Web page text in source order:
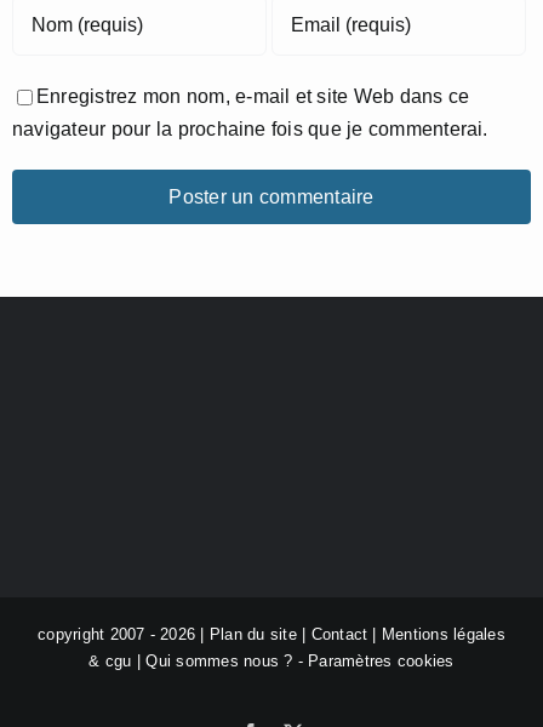
Enregistrez mon nom, e-mail et site Web dans ce
navigateur pour la prochaine fois que je commenterai.
copyright 2007 - 2026 | Plan du site| Contact
Mentions légales
& cgu |Qui sommes nous ? - Paramètres cookies